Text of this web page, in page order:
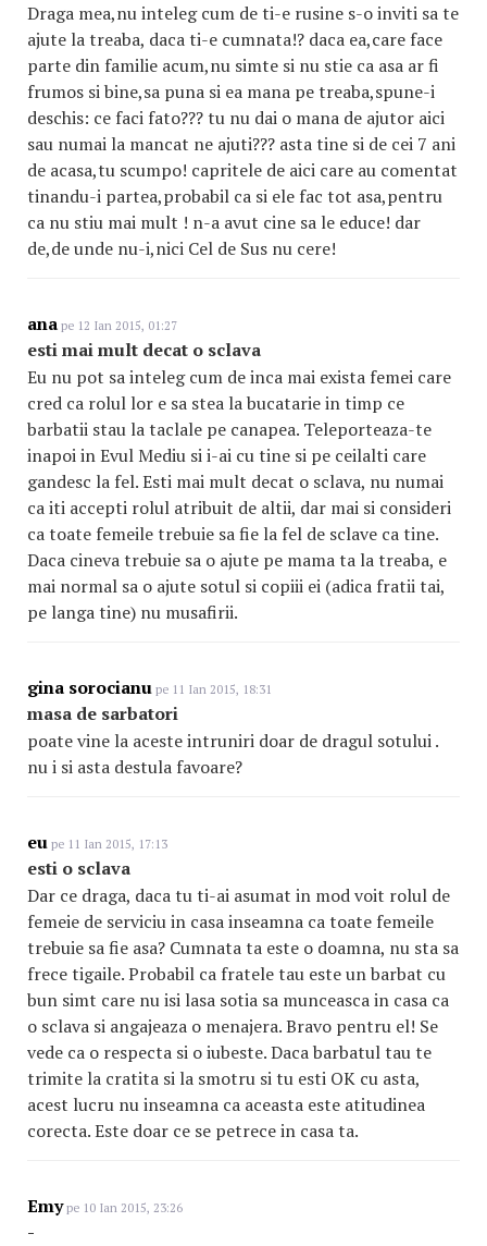
Draga mea,nu inteleg cum de ti-e rusine s-o inviti sa te
ajute la treaba, daca ti-e cumnata!? daca ea,care face
parte din familie acum,nu simte si nu stie ca asa ar fi
frumos si bine,sa puna si ea mana pe treaba,spune-i
deschis: ce faci fato??? tu nu dai o mana de ajutor aici
sau numai la mancat ne ajuti??? asta tine si de cei 7 ani
de acasa,tu scumpo! capritele de aici care au comentat
tinandu-i partea,probabil ca si ele fac tot asa,pentru
ca nu stiu mai mult ! n-a avut cine sa le educe! dar
de,de unde nu-i,nici Cel de Sus nu cere!
ana pe 12 Ian 2015, 01:27
esti mai mult decat o sclava
Eu nu pot sa inteleg cum de inca mai exista femei care
cred ca rolul lor e sa stea la bucatarie in timp ce
barbatii stau la taclale pe canapea. Teleporteaza-te
inapoi in Evul Mediu si i-ai cu tine si pe ceilalti care
gandesc la fel. Esti mai mult decat o sclava, nu numai
ca iti accepti rolul atribuit de altii, dar mai si consideri
ca toate femeile trebuie sa fie la fel de sclave ca tine.
Daca cineva trebuie sa o ajute pe mama ta la treaba, e
mai normal sa o ajute sotul si copiii ei (adica fratii tai,
pe langa tine) nu musafirii.
gina sorocianu pe 11 Ian 2015, 18:31
masa de sarbatori
poate vine la aceste intruniri doar de dragul sotului .
nu i si asta destula favoare?
eu pe 11 Ian 2015, 17:13
esti o sclava
Dar ce draga, daca tu ti-ai asumat in mod voit rolul de
femeie de serviciu in casa inseamna ca toate femeile
trebuie sa fie asa? Cumnata ta este o doamna, nu sta sa
frece tigaile. Probabil ca fratele tau este un barbat cu
bun simt care nu isi lasa sotia sa munceasca in casa ca
o sclava si angajeaza o menajera. Bravo pentru el! Se
vede ca o respecta si o iubeste. Daca barbatul tau te
trimite la cratita si la smotru si tu esti OK cu asta,
acest lucru nu inseamna ca aceasta este atitudinea
corecta. Este doar ce se petrece in casa ta.
Emype 10 Ian 2015, 23:26
-